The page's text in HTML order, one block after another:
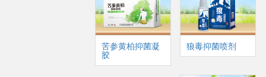
苦参黄柏抑菌凝
胶
狼毒抑菌喷剂